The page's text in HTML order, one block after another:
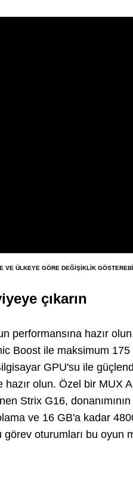
VE ÜLKEYE GÖRE DEĞİŞİKLİK
çıkarın
performansına hazır
Boost ile maksimum 175
GPU'su ile
olun. Özel bir MUX
Strix G16,
ve 16 GB'a kadar
görev oturumları bu oyun